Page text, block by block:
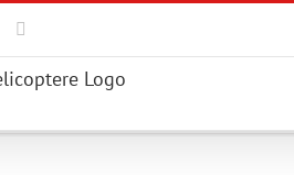
YouTube